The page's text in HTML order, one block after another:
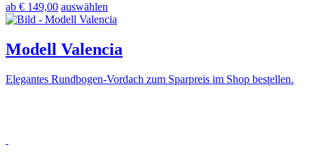
ab € 149,00 auswählen
Modell Valencia
Elegantes Rundbogen-Vordach zum Sparpreis im Shop bestellen.